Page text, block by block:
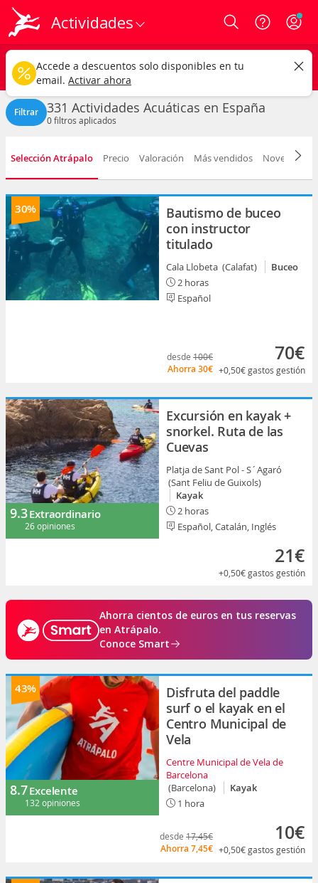
Actividades Login
España
Actividades Acuáticas Cualquier fecha
CAMBIAR
Filtrar 331 Actividades Acuáticas en España
0filtros aplicados
Selección Atrápalo Precio Valoración Más vendidos Novedad
30%
Bautismo de buceo
con instructor
titulado
Cala Llobeta (Calafat)
Buceo
2 horas
Español
desde 100€
Ahorra 30€
70€
+0,50€gastos gestión
9.3Extraordinario
26 opiniones
Excursión en kayak +
snorkel. Ruta de las
Cuevas
Platja de Sant Pol - S´Agaró
(Sant Feliu de Guixols)
Kayak
2 horas
Español, Catalán, Inglés
21€
+0,50€gastos gestión
Ahorra cientos de euros en tus reservas
en Atrápalo.
Conoce Smart
43%
8.7Excelente
132 opiniones
Disfruta del paddle
surf o el kayak en el
Centro Municipal de
Vela
Centre Municipal de Vela de
Barcelona
(Barcelona)
Kayak
1 hora
desde 17,45€
Ahorra 7,45€
10€
+0,50€gastos gestión
Accede a descuentos solo disponibles en tu
email. Activar ahora